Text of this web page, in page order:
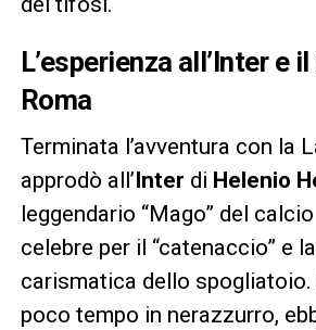
L’esperienza all’Inter e
Roma
Terminata l’avventura con la
approdò all’ Inter di Helenio
leggendario “Mago” del
celebre per il “catenaccio” e
carismatica dello
poco tempo in nerazzurro,